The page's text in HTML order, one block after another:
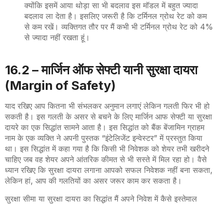
क्योंकि इसमें आया थोड़ा सा भी बदलाव इस मॉडल में बहुत ज्यादा
बदलाव ला देता है। इसलिए जरूरी है कि टर्मिनल ग्रोथ रेट को कम
से कम रखें। व्यक्तिगत तौर पर मैं कभी भी टर्मिनल ग्रोथ रेट को 4%
से ज्यादा नहीं रखता हूं।
16.2 –मार्जिन ऑफ सेफ्टी यानी सुरक्षा दायरा
(Margin of Safety)
याद रखिए आप कितना भी संभलकर अनुमान लगाएं लेकिन गलती फिर भी हो
सकती है। इस गलती के असर से बचने के लिए मार्जिन आफ सेफ्टी या सुरक्षा
दायरे का एक सिद्धांत सामने आता है। इस सिद्धांत को बैंक बेंजामिन ग्राहम
नाम के एक व्यक्ति ने अपनी पुस्तक “इंटेलिजेंट इन्वेस्टर” में प्रस्तुत किया
था। इस सिद्धांत में कहा गया है कि किसी भी निवेशक को शेयर तभी खरीदने
चाहिए जब वह शेयर अपने आंतरिक कीमत से भी सस्ते में मिल रहा हो। वैसे
ध्यान रखिए कि सुरक्षा दायरा लगाना आपको सफल निवेशक नहीं बना सकता,
लेकिन हां, आप की गलतियों का असर जरूर काम कर सकता है।
सुरक्षा सीमा या सुरक्षा दायरा का सिद्धांत मैं अपने निवेश में कैसे इस्तेमाल